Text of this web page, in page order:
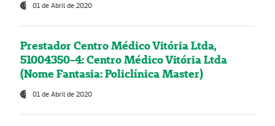
01 de Abril de 2020
Prestador Centro Médico Vitória Ltda,
51004350-4: Centro Médico Vitória Ltda
(Nome Fantasia: Policlínica Master)
01 de Abril de 2020